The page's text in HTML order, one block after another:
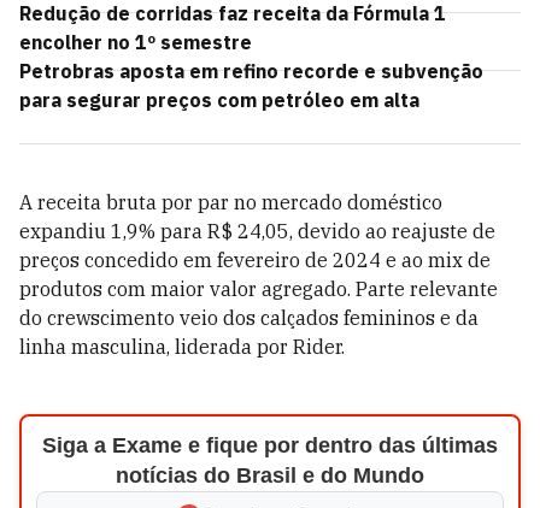
Redução de corridas faz receita da Fórmula 1
encolher no 1º semestre
Petrobras aposta em refino recorde e subvenção
para segurar preços com petróleo em alta
A receita bruta por par no mercado doméstico
expandiu 1,9% para R$ 24,05, devido ao reajuste de
preços concedido em fevereiro de 2024 e ao mix de
produtos com maior valor agregado. Parte relevante
do crewscimento veio dos calçados femininos e da
linha masculina, liderada por Rider.
Siga a Exame e fique por dentro das últimas
notícias do Brasil e do Mundo